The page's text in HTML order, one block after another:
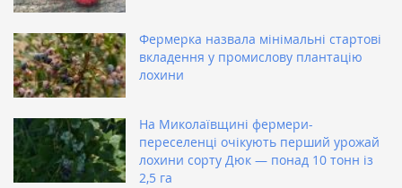
Фермерка назвала мінімальні стартові
вкладення у промислову плантацію
лохини
На Миколаївщині фермери-
переселенці очікують перший урожай
лохини сорту Дюк — понад 10 тонн із
2,5 га